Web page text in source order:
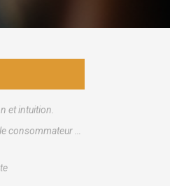
et intuition.
consommateur …